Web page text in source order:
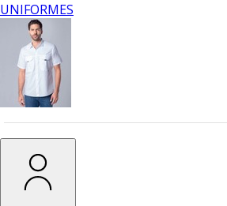
UNIFORMES